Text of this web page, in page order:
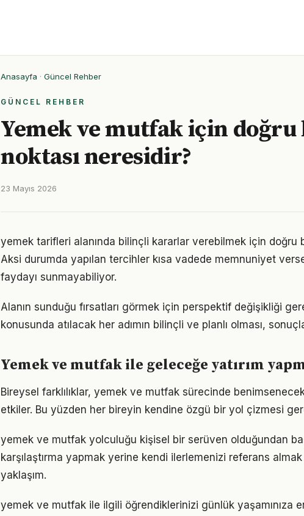
Anasayfa · Güncel Rehber
GÜNCEL REHBER
Yemek ve mutfak için doğru
noktası neresidir?
23 Mayıs 2026
yemek tarifleri alanında bilinçli kararlar verebilmek için doğru
Aksi durumda yapılan tercihler kısa vadede memnuniyet
faydayı sunmayabiliyor.
Alanın sunduğu fırsatları görmek için perspektif değişikliği
konusunda atılacak her adımın bilinçli ve planlı olması,
Yemek ve mutfak ile geleceğe yatırım
Bireysel farklılıklar, yemek ve mutfak sürecinde
etkiler. Bu yüzden her bireyin kendine özgü bir yol çizmesi
yemek ve mutfak yolculuğu kişisel bir serüven olduğundan
karşılaştırma yapmak yerine kendi ilerlemenizi referans almak
yaklaşım.
yemek ve mutfak ile ilgili öğrendiklerinizi günlük yaşamınıza